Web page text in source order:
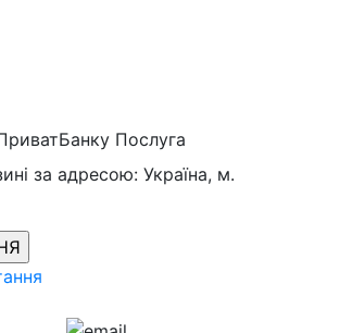
Послуга
за адресою: Україна, м.